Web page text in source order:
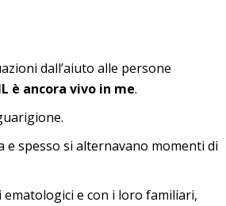
dall’aiuto alle persone
è ancora vivo in me.
spesso si alternavano momenti di
e con i loro familiari,